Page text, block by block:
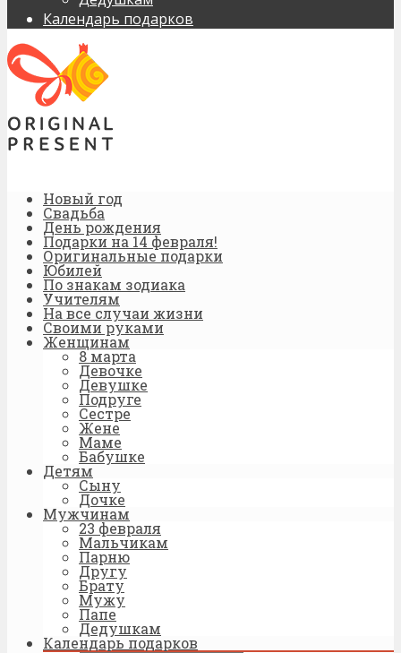
Календарь подарков
Новый год
Свадьба
День рождения
Подарки на 14 февраля!
Оригинальные подарки
Юбилей
По знакам зодиака
Учителям
На все случаи жизни
Своими руками
Женщинам
8 марта
Девочке
Девушке
Подруге
Сестре
Жене
Маме
Бабушке
Детям
Сыну
Дочке
Мужчинам
23 февраля
Мальчикам
Парню
Другу
Брату
Мужу
Папе
Дедушкам
Календарь подарков